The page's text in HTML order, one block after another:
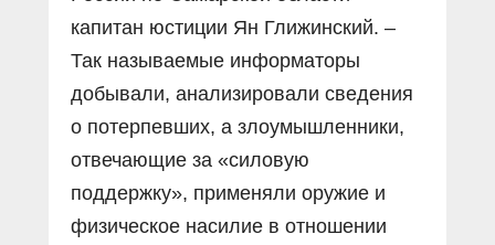
капитан юстиции Ян Глижинский. –
Так называемые информаторы
добывали, анализировали сведения
о потерпевших, а злоумышленники,
отвечающие за «силовую
поддержку», применяли оружие и
физическое насилие в отношении